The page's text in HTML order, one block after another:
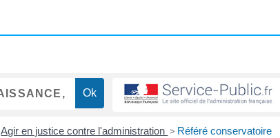
Agir en justice contre l'administration > Référé conservatoire